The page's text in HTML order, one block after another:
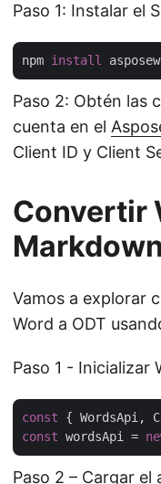
Paso 1: Instalar el
npm install
Paso 2: Obtén las
cuenta en el
Client ID y Client
Convertir
Vamos a explorar
Word a ODT
Paso 1 - Inicializar
const { WordsApi,
const wordsApi =
Paso 2 – Cargar el